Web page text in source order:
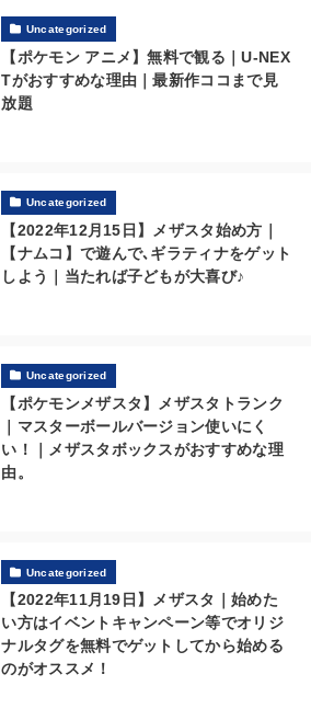
Uncategorized
【ポケモン アニメ】無料で観る｜U-NEX
Tがおすすめな理由｜最新作ココまで見
放題
Uncategorized
【2022年12月15日】メザスタ始め方｜
【ナムコ】で遊んで､ギラティナをゲット
しよう｜当たれば子どもが大喜び♪
Uncategorized
【ポケモンメザスタ】メザスタトランク
｜マスターボールバージョン使いにく
い！｜メザスタボックスがおすすめな理
由。
Uncategorized
【2022年11月19日】メザスタ｜始めた
い方はイベントキャンペーン等でオリジ
ナルタグを無料でゲットしてから始める
のがオススメ！